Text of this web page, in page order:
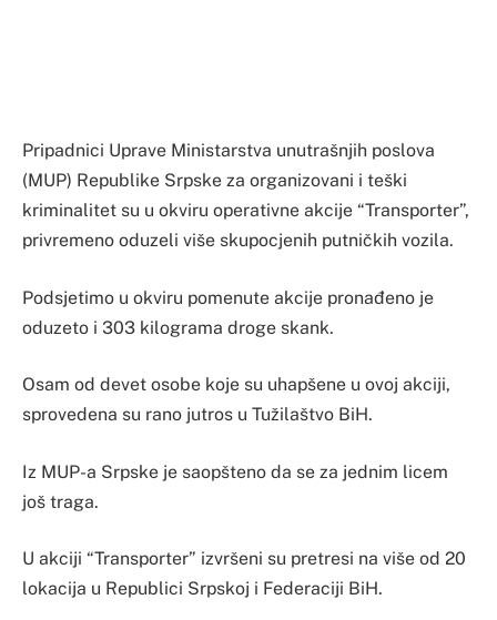
Pripadnici Uprave Ministarstva unutrašnjih poslova
(MUP) Republike Srpske za organizovani i teški
kriminalitet su u okviru operativne akcije “Transporter”,
privremeno oduzeli više skupocjenih putničkih vozila.
Podsjetimo u okviru pomenute akcije pronađeno je
oduzeto i 303 kilograma droge skank.
Osam od devet osobe koje su uhapšene u ovoj akciji,
sprovedena su rano jutros u Tužilaštvo BiH.
Iz MUP-a Srpske je saopšteno da se za jednim licem
još traga.
U akciji “Transporter” izvršeni su pretresi na više od 20
lokacija u Republici Srpskoj i Federaciji BiH.